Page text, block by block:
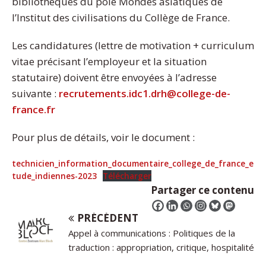
l’Institut des civilisations du Collège de France.
Les candidatures (lettre de motivation + curriculum
vitae précisant l’employeur et la situation
statutaire) doivent être envoyées à l’adresse
suivante : recrutements.idc1.drh@college-de-
france.fr
Pour plus de détails, voir le document :
technicien_information_documentaire_college_de_france_e
tude_indiennes-2023 Télécharger
Partager ce contenu
PRÉCÉDENT
Appel à communications : Politiques de la
traduction : appropriation, critique, hospitalité